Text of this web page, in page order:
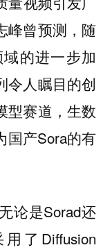
峰曾预测，随
的进一步加
令人瞩目的创
型赛道，生数
国产Sora的有
论是Sorad还
了Diffusion